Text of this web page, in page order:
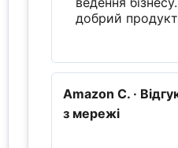
добрий
Amazon C. ·
з мережі